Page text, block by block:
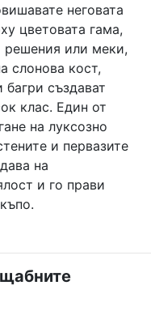
неговата
цветовата гама,
решения или меки,
слонова кост,
създават
клас. Един от
на луксозно
и первазите
на
и го прави